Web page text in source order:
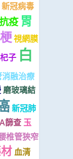
新冠病毒
疫 胃
視網膜
子 白
消融治療
磨玻璃結
新冠肺
篩查 玉
椎管狹窄
血清